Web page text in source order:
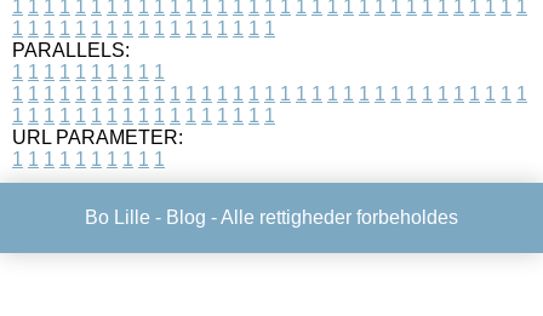
1 1 1 1 1 1 1 1 1 1 1 1 1 1 1 1 1 1 1 1 1 1 1 1 1 1 1 1 1 1 1 1 1
1 1 1 1 1 1 1 1 1 1 1 1 1 1 1 1 1
PARALLELS:
1 1 1 1 1 1 1 1 1 1
1 1 1 1 1 1 1 1 1 1 1 1 1 1 1 1 1 1 1 1 1 1 1 1 1 1 1 1 1 1 1 1 1
1 1 1 1 1 1 1 1 1 1 1 1 1 1 1 1 1
URL PARAMETER:
1 1 1 1 1 1 1 1 1 1
Bo Lille - Blog - Alle rettigheder forbeholdes